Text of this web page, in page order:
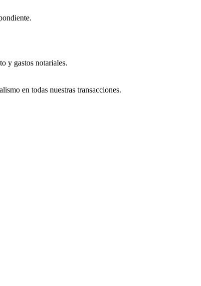
y gastos notariales.
en todas nuestras transacciones.